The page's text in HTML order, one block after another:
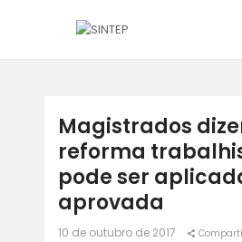
INÍCIO
O
JURÍDICO
Magistrados
reforma
pode ser
aprovada
10 de outubro de 2017